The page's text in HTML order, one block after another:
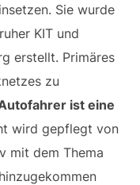
Sie wurde
KIT und
erstellt. Primäres
zu
ist eine
wird gepflegt von
mit dem Thema